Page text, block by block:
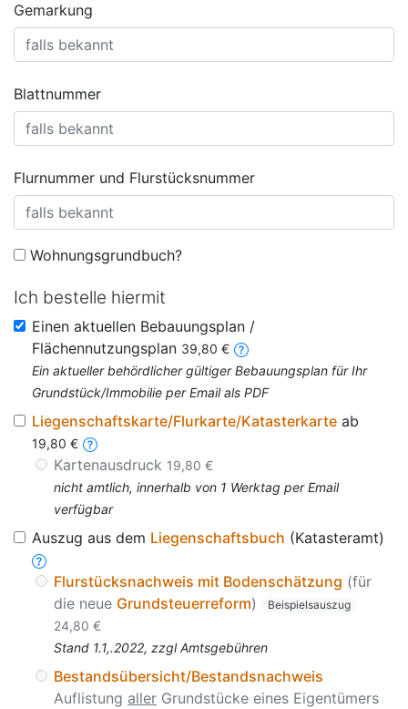
Gemarkung
Blattnummer
Flurnummer und Flurstücksnummer
Wohnungsgrundbuch?
Ich bestelle hiermit
Einen aktuellen Bebauungsplan /
Flächennutzungsplan 39,80 €
Ein aktueller behördlicher gültiger Bebauungsplan für Ihr
Grundstück/Immobilie per Email als PDF
Liegenschaftskarte/Flurkarte/Katasterkarte ab
19,80 €
Kartenausdruck 19,80 €
nicht amtlich, innerhalb von 1 Werktag per Email
verfügbar
Auszug aus dem Liegenschaftsbuch (Katasteramt)
Flurstücksnachweis mit Bodenschätzung (für
die neue Grundsteuerreform) Beispielsauszug
24,80 €
Stand 1.1,.2022, zzgl Amtsgebühren
Bestandsübersicht/Bestandsnachweis
Auflistung aller Grundstücke eines Eigentümers